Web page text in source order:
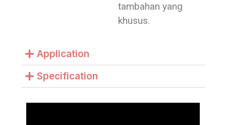
tambahan yang
khusus.
Application
Specification